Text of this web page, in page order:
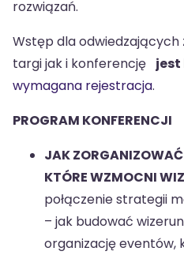
rozwiązań.
Wstęp dla odwiedzających
targi jak i konferencję jest
wymagana rejestracja.
PROGRAM KONFERENCJI
JAK
KTÓRE WZMOCNI
połączenie strategii
– jak budować
organizację eventów,